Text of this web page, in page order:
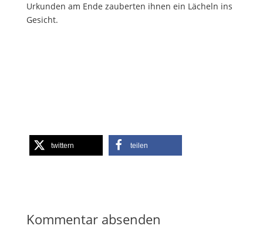
Urkunden am Ende zauberten ihnen ein Lächeln ins
Gesicht.
twittern teilen
Kommentar absenden